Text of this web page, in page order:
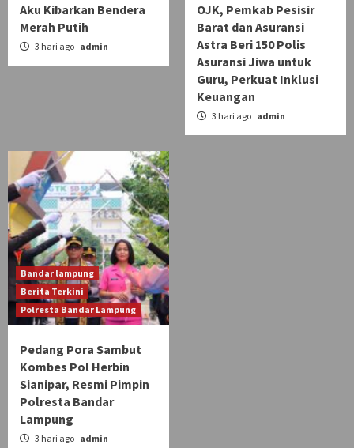
Aku Kibarkan Bendera
Merah Putih
3 hari ago admin
OJK, Pemkab Pesisir
Barat dan Asuransi
Astra Beri 150 Polis
Asuransi Jiwa untuk
Guru, Perkuat Inklusi
Keuangan
3 hari ago admin
Bandar lampung
Berita Terkini
Polresta Bandar Lampung
Pedang Pora Sambut
Kombes Pol Herbin
Sianipar, Resmi Pimpin
Polresta Bandar
Lampung
3 hari ago admin